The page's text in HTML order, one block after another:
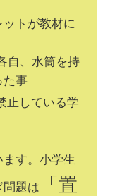
ットが教材に
自、水筒を持
た事
止している学
す。小学生
問題は
「置